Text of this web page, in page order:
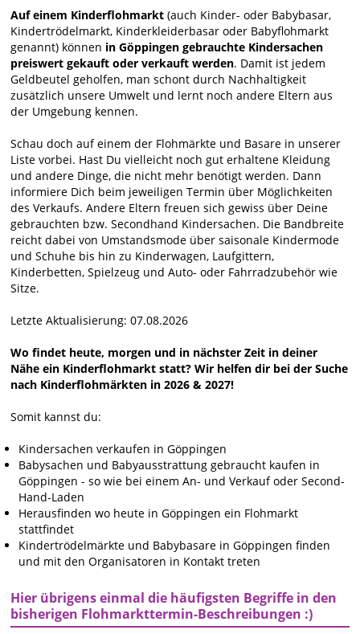
Auf einem Kinderflohmarkt (auch Kinder- oder Babybasar,
Kindertrödelmarkt, Kinderkleiderbasar oder Babyflohmarkt
genannt) können in Göppingen gebrauchte Kindersachen
preiswert gekauft oder verkauft werden. Damit ist jedem
Geldbeutel geholfen, man schont durch Nachhaltigkeit
zusätzlich unsere Umwelt und lernt noch andere Eltern aus
der Umgebung kennen.
Schau doch auf einem der Flohmärkte und Basare in unserer
Liste vorbei. Hast Du vielleicht noch gut erhaltene Kleidung
und andere Dinge, die nicht mehr benötigt werden. Dann
informiere Dich beim jeweiligen Termin über Möglichkeiten
des Verkaufs. Andere Eltern freuen sich gewiss über Deine
gebrauchten bzw. Secondhand Kindersachen. Die Bandbreite
reicht dabei von Umstandsmode über saisonale Kindermode
und Schuhe bis hin zu Kinderwagen, Laufgittern,
Kinderbetten, Spielzeug und Auto- oder Fahrradzubehör wie
Sitze.
Letzte Aktualisierung: 07.08.2026
Wo findet heute, morgen und in nächster Zeit in deiner
Nähe ein Kinderflohmarkt statt? Wir helfen dir bei der Suche
nach Kinderflohmärkten in 2026 & 2027!
Somit kannst du:
Kindersachen verkaufen in Göppingen
Babysachen und Babyausstrattung gebraucht kaufen in
Göppingen - so wie bei einem An- und Verkauf oder Second-
Hand-Laden
Herausfinden wo heute in Göppingen ein Flohmarkt
stattfindet
Kindertrödelmärkte und Babybasare in Göppingen finden
und mit den Organisatoren in Kontakt treten
Hier übrigens einmal die häufigsten Begriffe in den
bisherigen Flohmarkttermin-Beschreibungen :)